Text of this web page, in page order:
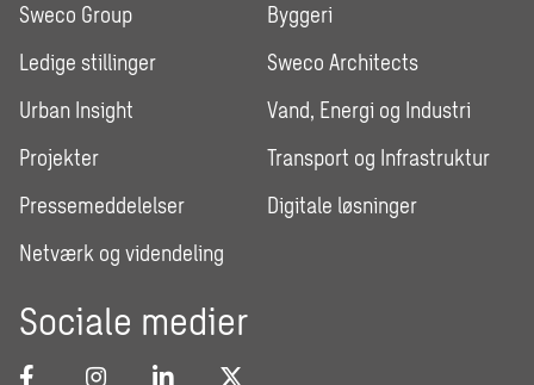
Sweco Group
Ledige stillinger
Urban Insight
Projekter
Pressemeddelelser
Netværk og videndeling
Byggeri
Sweco Architects
Vand, Energi og Industri
Transport og Infrastruktur
Digitale løsninger
Sociale medier